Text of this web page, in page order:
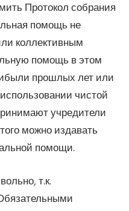
Протокол собрания
помощь не
коллективным
помощь в этом
прошлых лет или
чистой
учредители
можно издавать
помощи.
т.к.